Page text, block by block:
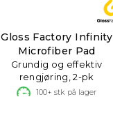
Gloss Factory Infinity
Microfiber Pad
Grundig og effektiv
rengjøring, 2-pk
100+ stk på lager